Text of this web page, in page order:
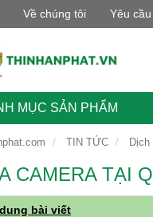
Về chúng tôi Yêu
MỤC SẢN PHẨM
TIN TỨC Dịch
CAMERA TẠI
bài viết